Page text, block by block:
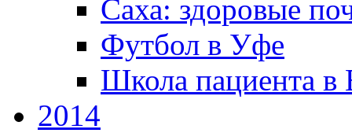
Саха: здоровые
Футбол в Уфе
Школа пациента в
2014